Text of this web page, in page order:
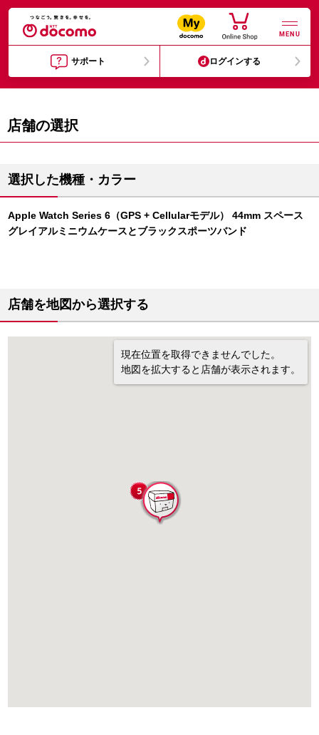
MENU
サポート ログインする
店舗の選択
選択した機種・カラー
Apple Watch Series 6（GPS + Cellularモデル） 44mm スペース
グレイアルミニウムケースとブラックスポーツバンド
店舗を地図から選択する
現在位置を取得できませんでした。
地図を拡大すると店舗が表示されます。